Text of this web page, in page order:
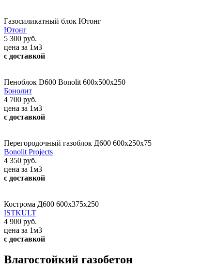
Газосиликатный блок Ютонг
Ютонг
5 300 руб.
цена за 1м3
с доставкой
Пеноблок D600 Bonolit 600х500х250
Бонолит
4 700 руб.
цена за 1м3
с доставкой
Перегородочный газоблок Д600 600х250х75
Bonolit Projects
4 350 руб.
цена за 1м3
с доставкой
Кострома Д600 600х375х250
ISTKULT
4 900 руб.
цена за 1м3
с доставкой
Влагостойкий газобетон